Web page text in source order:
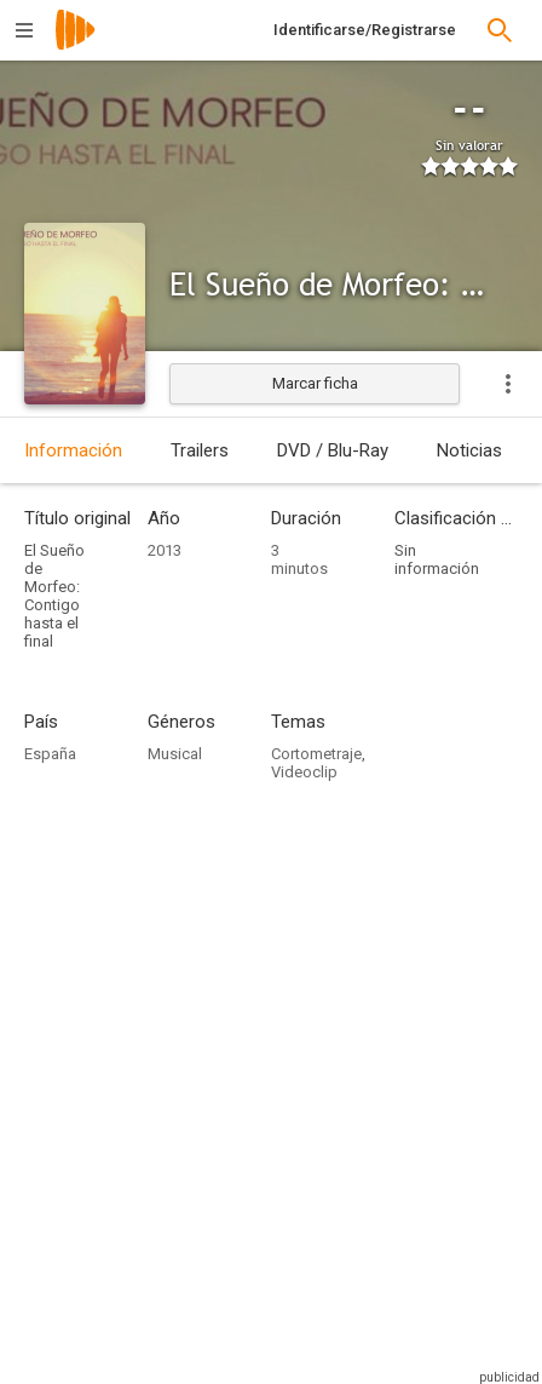
Identificarse/Registrarse
--
Sin valorar
El Sueño de Morfeo: Contigo hasta el final
Marcar ficha
Información Trailers DVD / Blu-Ray Noticias
Título original
El Sueño
de
Morfeo:
Contigo
hasta el
final
Año
2013
Duración
3
minutos
Clasificación por edades
Sin
información
País
España
Géneros
Musical
Temas
Cortometraje,
Videoclip